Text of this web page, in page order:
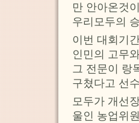
만 안아온것
우리모두의
이번 대회기
인민의 고무
그 전문이 랑
구쳤다고 선
모두가 개선
울인 농업위